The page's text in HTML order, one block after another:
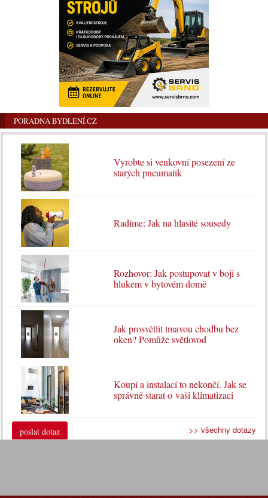
PORADNA BYDLENÍ.CZ
Vyrobte si venkovní posezení ze
starých pneumatik
Radíme: Jak na hlasité sousedy
Rozhovor: Jak postupovat v boji s
hlukem v bytovém domě
Jak prosvětlit tmavou chodbu bez
oken? Pomůže světlovod
Koupí a instalací to nekončí. Jak se
správně starat o vaši klimatizaci
poslat dotaz >> všechny dotazy